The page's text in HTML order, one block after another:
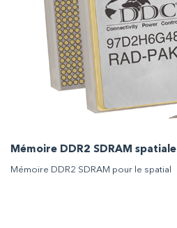
Mémoire DDR2 SDRAM spatiale
Mémoire DDR2 SDRAM pour le spatial